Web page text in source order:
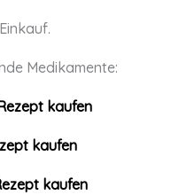
Medikamente:
kaufen
kaufen
kaufen